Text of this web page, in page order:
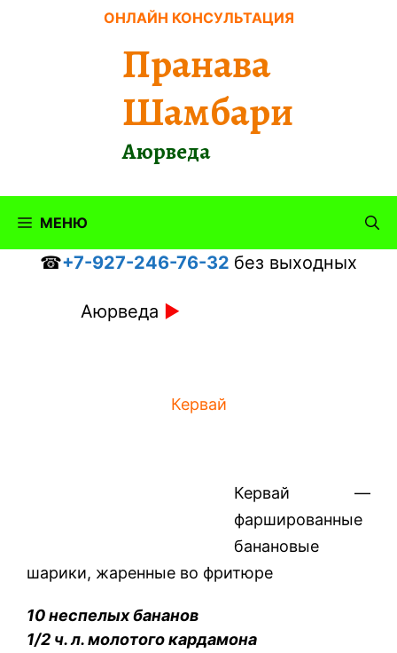
ОНЛАЙН КОНСУЛЬТАЦИЯ
Пранава
Шамбари
Аюрведа
МЕНЮ
☎+7-927-246-76-32 без выходных
Аюрведа ►
Кервай
Кервай —
фаршированные
банановые
шарики, жаренные во фритюре
10 неспелых бананов
1/2 ч. л. молотого кардамона